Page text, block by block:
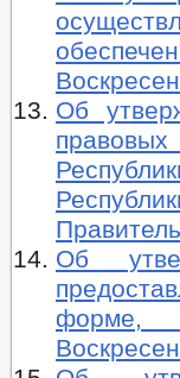
Об
Об
форме,